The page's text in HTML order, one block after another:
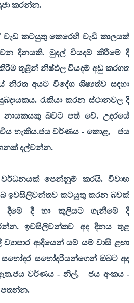
කරන්න.
වැඩ කටයුතු කෙරෙහි වැඩි කාලයක්
දිනයකි. මුදල් වියදම් කිරීමේ දී
කිරීම තුළින් නිෂ්ඵල වියදම් අඩු කරගත
නිරත අයට විදේශ ශිෂ්‍යත්ව සඳහා
රැකියා කරන ස්ථානවල දී
බවට පත් වේ. උදරයේ
හැකිය.ජය වර්ණය - කොළ,
ජය
දල්වන්න.
වර්ධනයක් පෙන්නුම් කරයි. විවාහ
ඉවසිලිවන්තව කටයුතු කරන බවක්
දීමේ දී හා කුලියට ගැනීමේ දී
ඉවසිලිවන්තව අද දිනය තුළ
ආදියෙන් යම් යම් වාසි ළඟා
සහෝදර සහෝදරියන්ගෙන් ඔබට අද
වර්ණය - නිල්,
ජය අංකය -
පතන්න.